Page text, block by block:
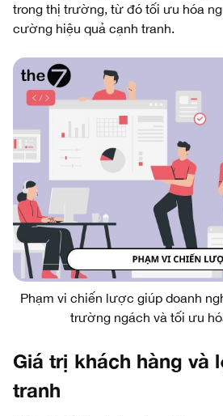
trong thị trường, từ đó tối ưu hóa
cường hiệu quả cạnh tranh.
Phạm vi chiến lược giúp doanh
trường ngách và tối ưu
Giá trị khách hàng và
tranh